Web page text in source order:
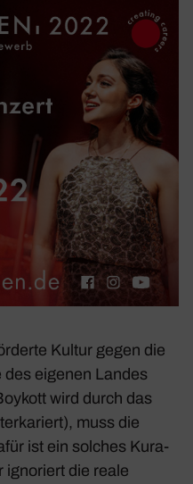
Kultur gegen die
eigenen Landes
wird durch das
muss die
ist ein solches Kura­
igno­riert die reale